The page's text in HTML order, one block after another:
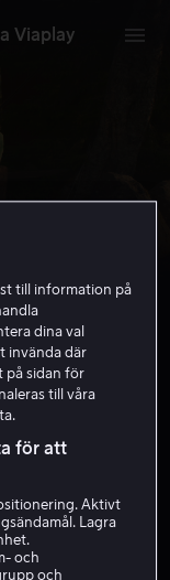
Viaplay
till information på
dina val
invända där
på sidan för
till våra
för att
Aktivt
Lagra
och
och